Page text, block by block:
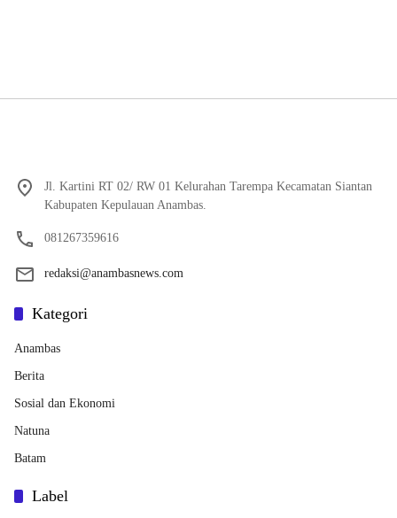
Jl. Kartini RT 02/ RW 01 Kelurahan Tarempa Kecamatan Siantan
Kabupaten Kepulauan Anambas.
081267359616
redaksi@anambasnews.com
Kategori
Anambas
Berita
Sosial dan Ekonomi
Natuna
Batam
Label